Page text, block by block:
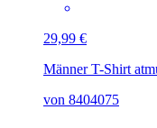
29,99 €
Männer T-Shirt
von 8404075